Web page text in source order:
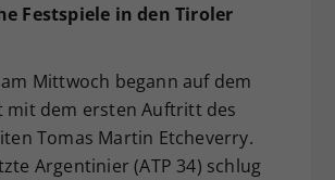
Festspiele in den Tiroler
Mittwoch begann auf dem
mit dem ersten Auftritt des
Tomas Martin Etcheverry.
Argentinier (ATP 34) schlug